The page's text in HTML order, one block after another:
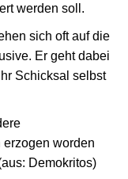
werden soll.
sich oft auf die
Er geht dabei
Schicksal selbst
erzogen worden
Demokritos)